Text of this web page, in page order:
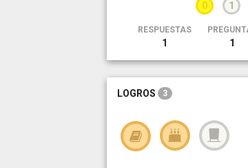
0 1
RESPUESTAS
1 1
LOGROS 3